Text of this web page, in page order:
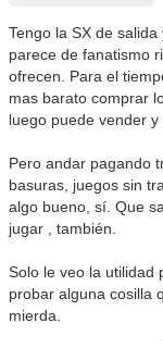
Tengo la SX de
parece de fanatismo
ofrecen. Para el
mas barato comprar
luego puede vender y
Pero andar pagando
basuras, juegos sin
algo bueno, sí. Que
jugar , también.
Solo le veo la utilidad
probar alguna cosilla
mierda.